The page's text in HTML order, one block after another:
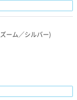
ーム／シルバー)